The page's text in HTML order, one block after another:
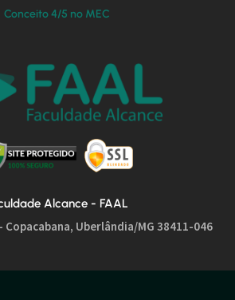
Conceito 4/5 no MEC
Alcance - FAAL
Copacabana, Uberlândia/MG 38411-046